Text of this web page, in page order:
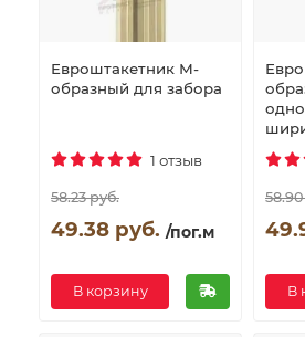
Евроштакетник М-
образный для забора
1 отзыв
58.23 руб.
49.38 руб. /пог.м
В корзину В